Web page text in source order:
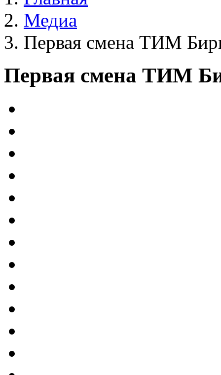
Медиа
Первая смена ТИМ
Первая смена ТИМ